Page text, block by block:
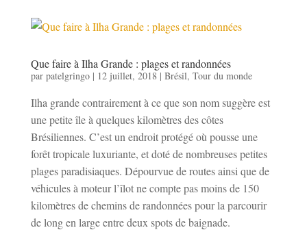
Que faire à Ilha Grande : plages et randonnées
par patelgringo| 12 juillet, 2018| Brésil, Tour du monde
Ilha grande contrairement à ce que son nom suggère est
une petite île à quelques kilomètres des côtes
Brésiliennes. C’est un endroit protégé où pousse une
forêt tropicale luxuriante, et doté de nombreuses petites
plages paradisiaques. Dépourvue de routes ainsi que de
véhicules à moteur l’îlot ne compte pas moins de 150
kilomètres de chemins de randonnées pour la parcourir
de long en large entre deux spots de baignade.